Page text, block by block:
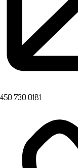
450 730.0181